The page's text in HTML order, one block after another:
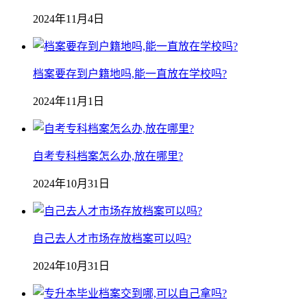
2024年11月4日
档案要存到户籍地吗,能一直放在学校吗?
2024年11月1日
自考专科档案怎么办,放在哪里?
2024年10月31日
自己去人才市场存放档案可以吗?
2024年10月31日